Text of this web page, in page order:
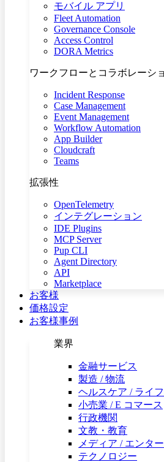
モバイル アプリ
Fleet Automation
Governance Console
Access Control
DORA Metrics
ワークフローとコラボレーシ
Incident Response
Case Management
Event Management
Workflow Automation
App Builder
Cloudcraft
Teams
拡張性
OpenTelemetry
インテグレーション
IDE Plugins
MCP Server
Pup CLI
Agent Directory
API
Marketplace
お客様
価格設定
お客様事例
業界
金融サービス
製造 / 物流
ヘルスケア / ライ
小売業 / E コマース
行政機関
文教・教育
メディア / エンタ
テクノロジー